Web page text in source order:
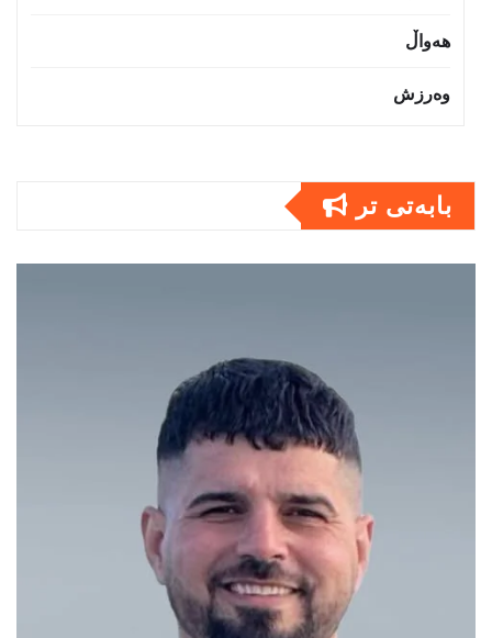
هەواڵ
وەرزش
بابەتى تر